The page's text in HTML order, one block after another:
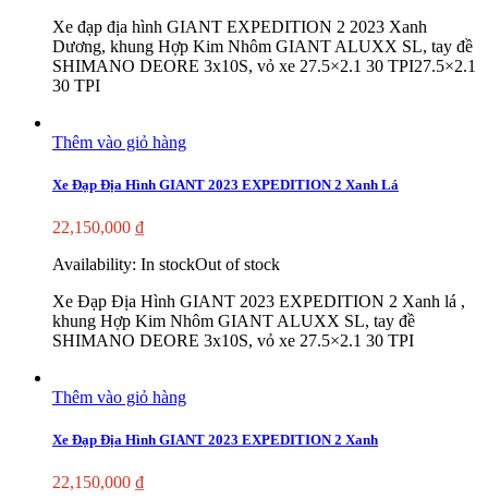
Xe đạp địa hình GIANT EXPEDITION 2 2023 Xanh
Dương, khung Hợp Kim Nhôm GIANT ALUXX SL, tay đề
SHIMANO DEORE 3x10S, vỏ xe 27.5×2.1 30 TPI27.5×2.1
30 TPI
Thêm vào giỏ hàng
Xe Đạp Địa Hình GIANT 2023 EXPEDITION 2 Xanh Lá
22,150,000 ₫
Availability: In stockOut of stock
Xe Đạp Địa Hình GIANT 2023 EXPEDITION 2 Xanh lá ,
khung Hợp Kim Nhôm GIANT ALUXX SL, tay đề
SHIMANO DEORE 3x10S, vỏ xe 27.5×2.1 30 TPI
Thêm vào giỏ hàng
Xe Đạp Địa Hình GIANT 2023 EXPEDITION 2 Xanh
22,150,000 ₫